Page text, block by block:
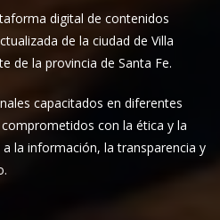
digital de contenidos
de la ciudad de Villa
de la provincia de Santa Fe.
capacitados en diferentes
con la ética y la
la información, la transparencia y